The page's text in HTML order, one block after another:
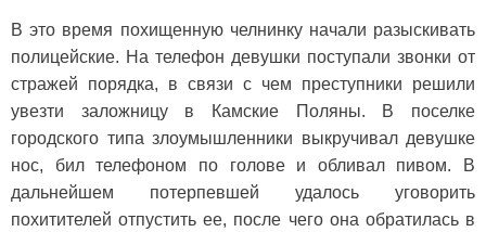
В это время похищенную челнинку начали разыскивать
полицейские. На телефон девушки поступали звонки от
стражей порядка, в связи с чем преступники решили
увезти заложницу в Камские Поляны. В поселке
городского типа злоумышленники выкручивал девушке
нос, бил телефоном по голове и обливал пивом. В
дальнейшем потерпевшей удалось уговорить
похитителей отпустить ее, после чего она обратилась в